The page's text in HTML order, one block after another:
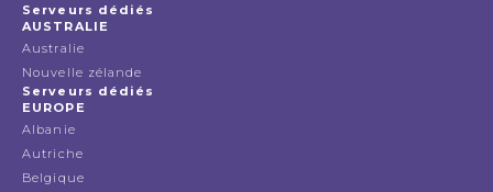
Serveurs dédiés
AUSTRALIE
Australie
Nouvelle zélande
Serveurs dédiés
EUROPE
Albanie
Autriche
Belgique